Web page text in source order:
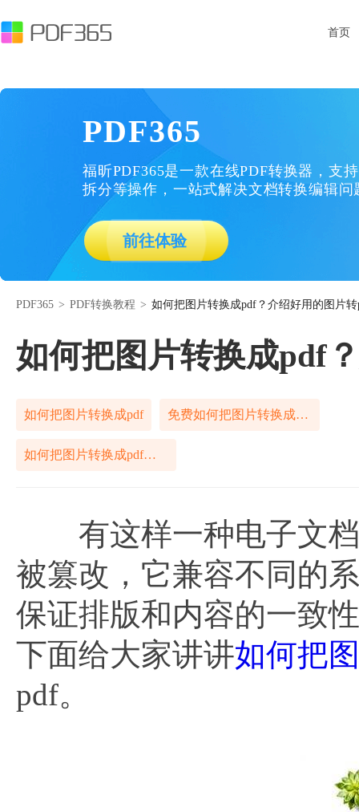
首页
PDF365
福昕PDF365是一款在线PDF转换器，支
拆分等操作，一站式解决文档转换编辑问
前往体验
PDF365 > PDF转换教程 > 如何把图片转换成pdf？介绍好用的图片
如何把图片转换成pdf
如何把图片转换成pdf 免费如何把图片转换成pdf
如何把图片转换成pdf免费
有这样一种电子文档
被篡改，它兼容不同的
保证排版和内容的一致
下面给大家讲讲如何把
pdf。